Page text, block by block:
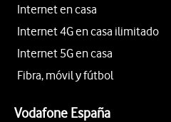
Internet en casa
Internet 4G en casa ilimitado
Internet 5G en casa
Fibra, móvil y fútbol
Vodafone España